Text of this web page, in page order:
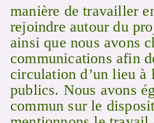
manière de travailler
rejoindre autour du
ainsi que nous avons
communications afin
circulation d’un lieu à
publics. Nous avons
commun sur le